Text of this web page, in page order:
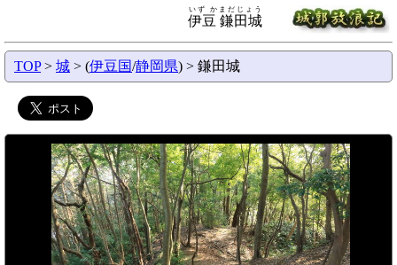
伊豆 鎌田城
いず かまだじょう
TOP> 城 > (伊豆国/静岡県) > 鎌田城